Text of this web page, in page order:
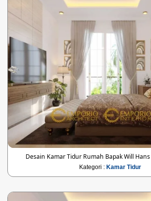
Desain Kamar Tidur Rumah Bapak Will
Kategori : Kamar Tidur